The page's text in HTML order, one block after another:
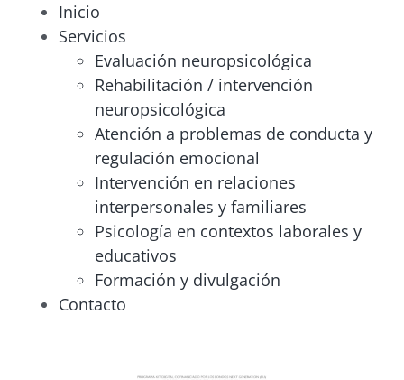
Inicio
Servicios
Evaluación neuropsicológica
Rehabilitación / intervención
neuropsicológica
Atención a problemas de conducta y
regulación emocional
Intervención en relaciones
interpersonales y familiares
Psicología en contextos laborales y
educativos
Formación y divulgación
Contacto